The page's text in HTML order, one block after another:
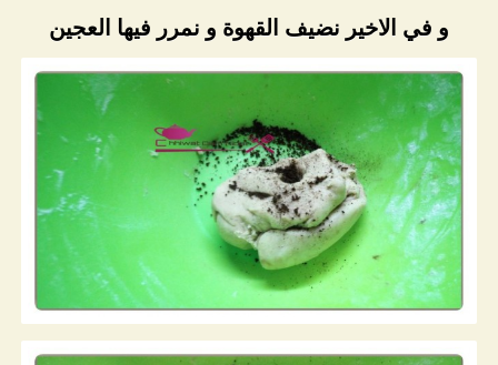
و في الاخير نضيف القهوة و نمرر فيها العجين